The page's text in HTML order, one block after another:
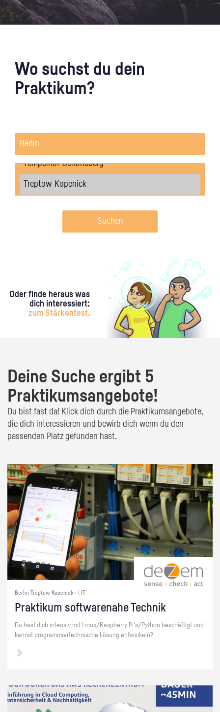
Wo suchst du dein
Praktikum?
Suchen
Oder finde heraus was
dich interessiert:
zum Stärkentest.
Deine Suche ergibt 5
Praktikumsangebote!
Du bist fast da! Klick dich durch die Praktikumsangebote,
die dich interessieren und bewirb dich wenn du den
passenden Platz gefunden hast.
Berlin Treptow-Köpenick+ | IT
Prak­ti­kum soft­ware­na­he Tech­nik
Du hast dich in­ten­siv mit Linux/Raspber­ry Pi's/Py­thon be­schäf­tigt und
kannst pro­gram­mier­tech­ni­sche Lö­sung ent­wi­ckeln?